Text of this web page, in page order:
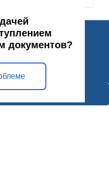
документов?
многопрофильный
права защищены.